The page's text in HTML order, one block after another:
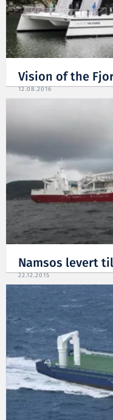
Vision of the
12.08.2016
Namsos levert
22.12.2015